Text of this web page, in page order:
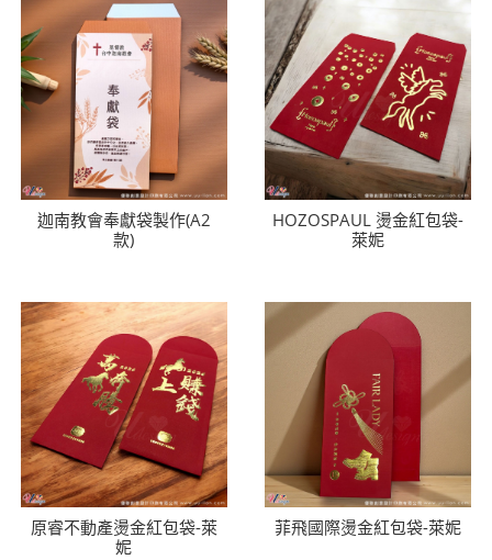
迦南教會奉獻袋製作(A2
款)
HOZOSPAUL 燙金紅包袋-
萊妮
原睿不動產燙金紅包袋-萊
妮
菲飛國際燙金紅包袋-萊妮